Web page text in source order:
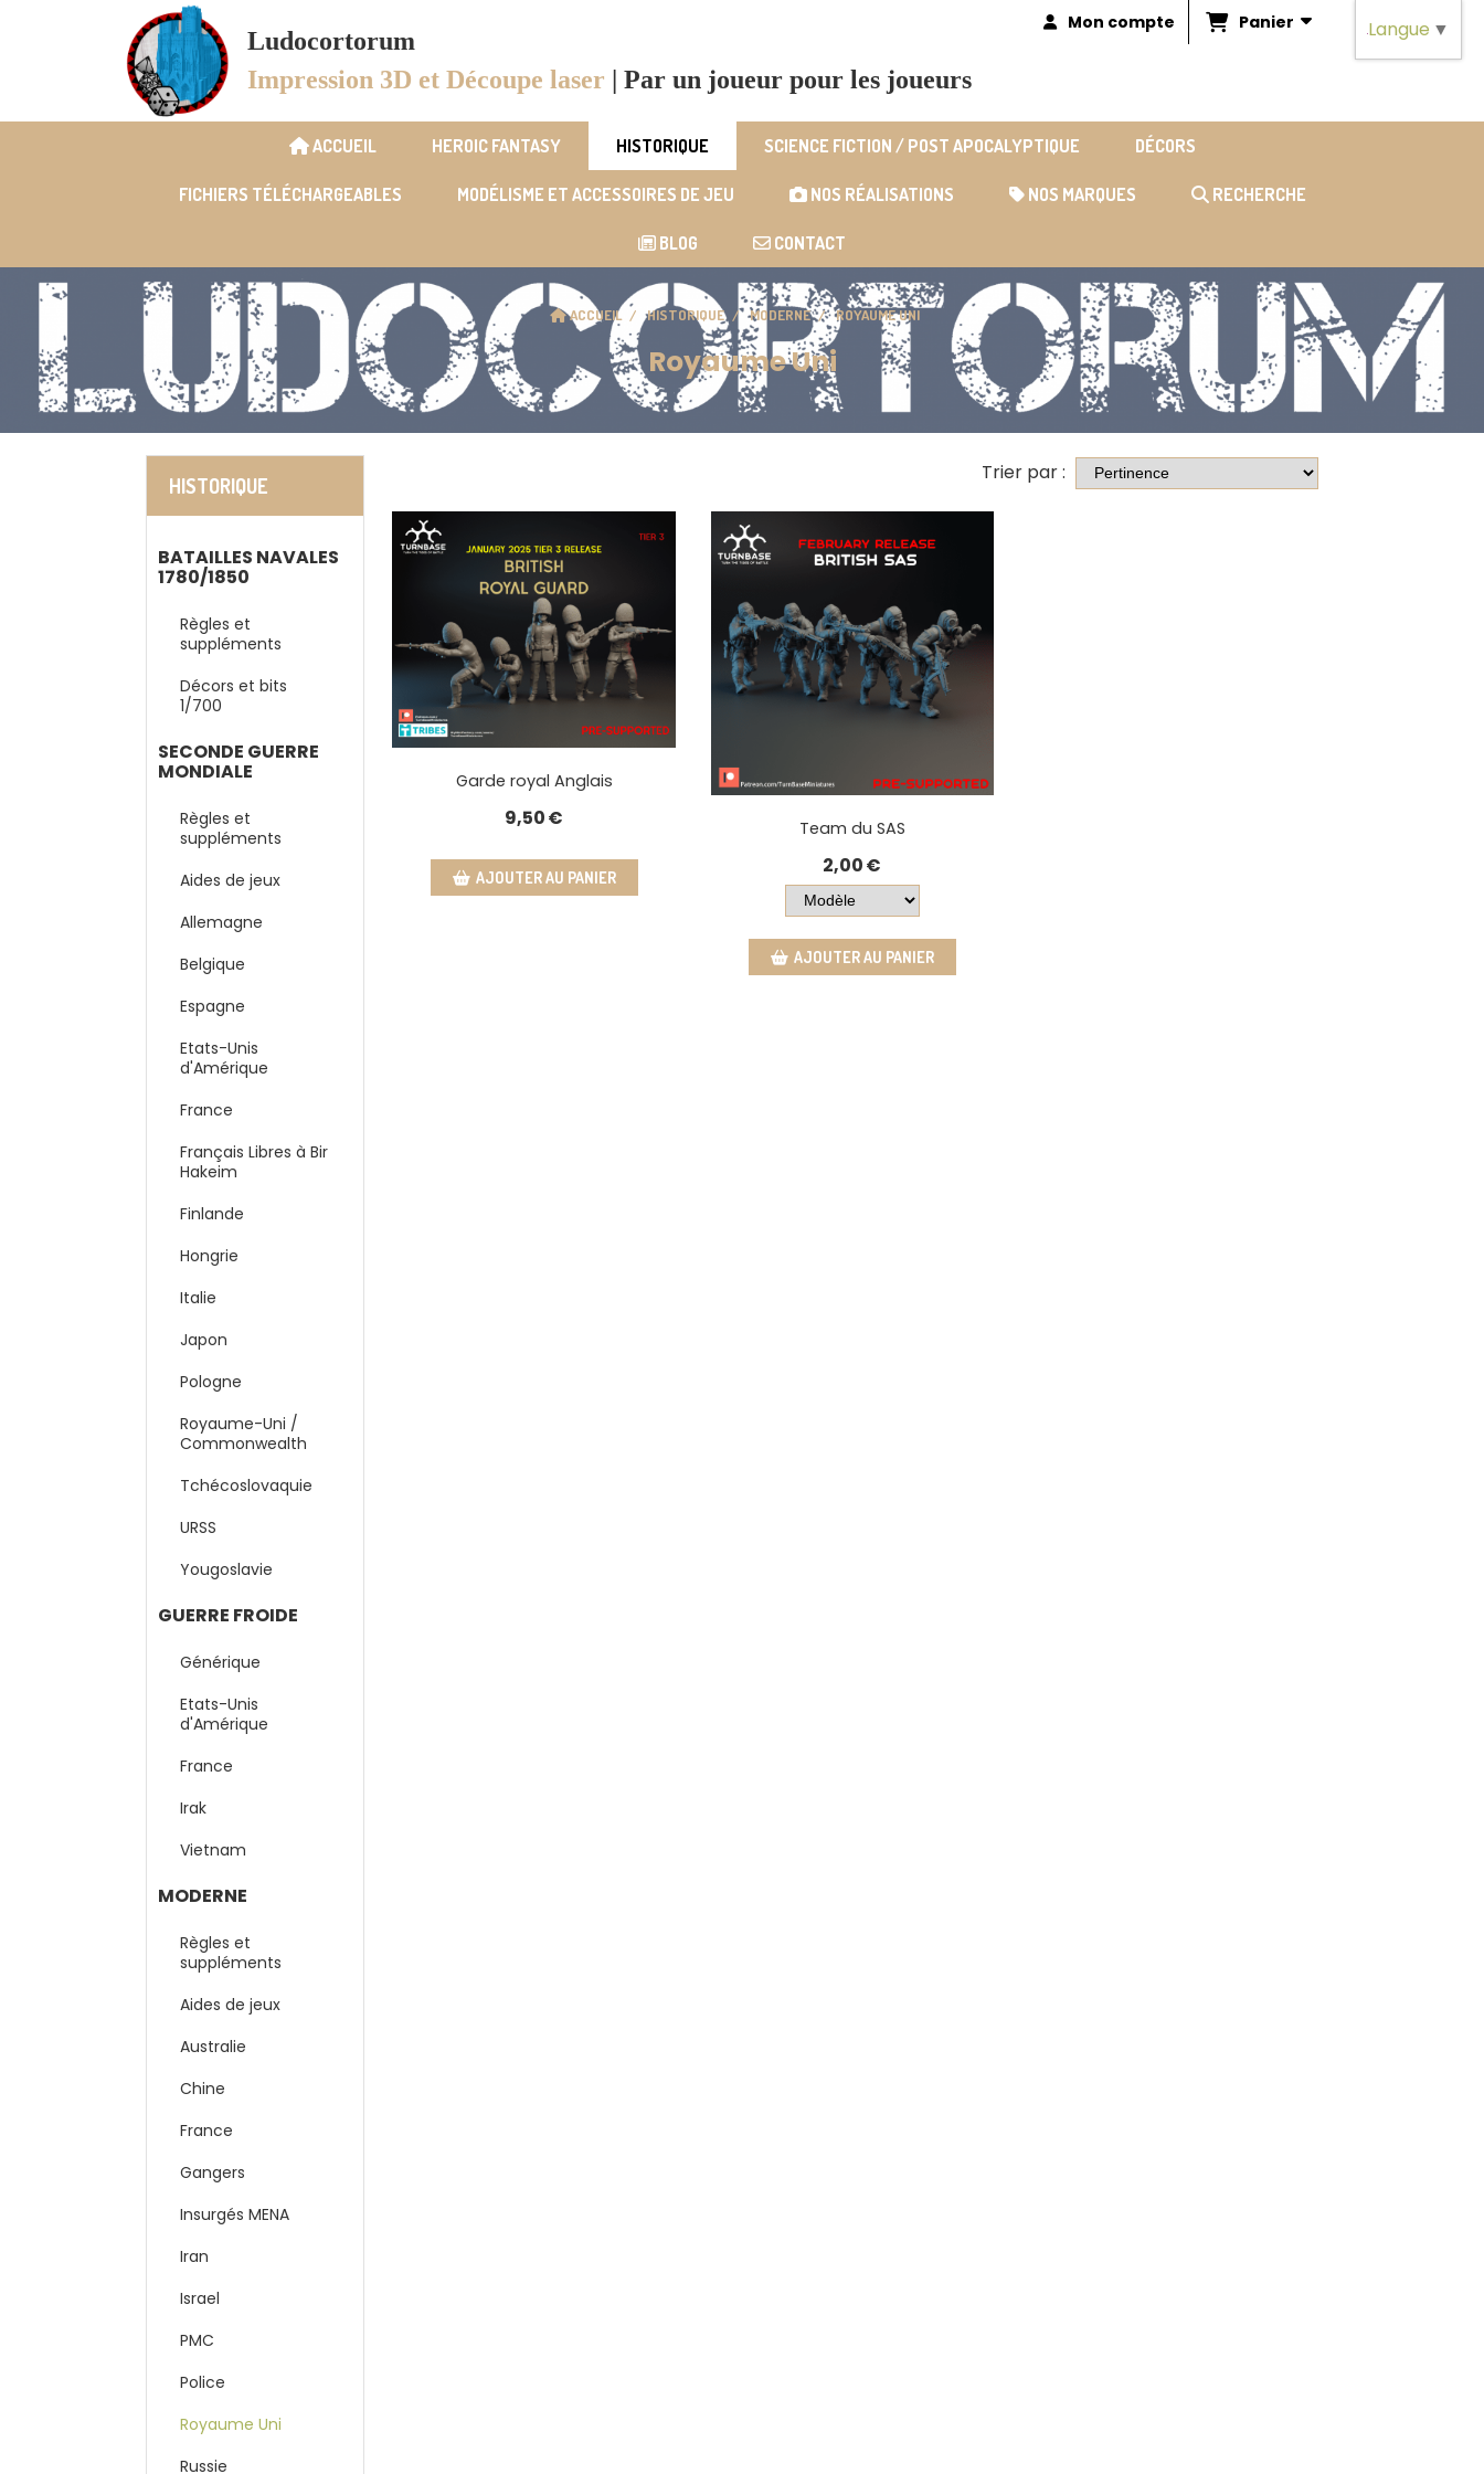
Ludocortorum
Impression 3D et Découpe laser | Par un joueur pour les joueurs
Mon compte Panier
ACCUEIL HEROIC FANTASY HISTORIQUE SCIENCE FICTION / POST APOCALYPTIQUE DÉCORS
FICHIERS TÉLÉCHARGEABLES MODÉLISME ET ACCESSOIRES DE JEU NOS RÉALISATIONS NOS MARQUES RECHERCHE
BLOG CONTACT
HISTORIQUE
BATAILLES NAVALES
1780/1850
Règles et
suppléments
Décors et bits
1/700
SECONDE GUERRE
MONDIALE
Règles et
suppléments
Aides de jeux
Allemagne
Belgique
Espagne
Etats-Unis
d'Amérique
France
Français Libres à Bir
Hakeim
Finlande
Hongrie
Italie
Japon
Pologne
Royaume-Uni /
Commonwealth
Tchécoslovaquie
URSS
Yougoslavie
GUERRE FROIDE
Générique
Etats-Unis
d'Amérique
France
Irak
Vietnam
MODERNE
Règles et
suppléments
Aides de jeux
Australie
Chine
France
Gangers
Insurgés MENA
Iran
Israel
PMC
Police
Royaume Uni
Russie
ACCUEIL HISTORIQUE MODERNE ROYAUME UNI
Royaume Uni
Trier par :
Garde royal Anglais
9,50€
AJOUTER AU PANIER
Team du SAS
2,00€
AJOUTER AU PANIER
Langue ▼
Panneau de gestion des cookies